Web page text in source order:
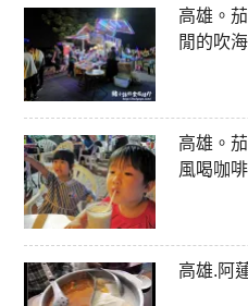
高雄。
閒的吹
高雄。
風喝咖啡
高雄.阿